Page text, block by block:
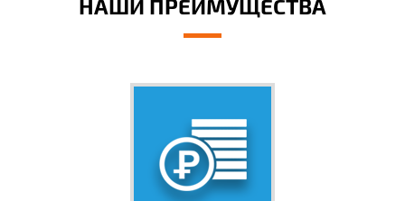
НАШИ ПРЕИМУЩЕСТВА